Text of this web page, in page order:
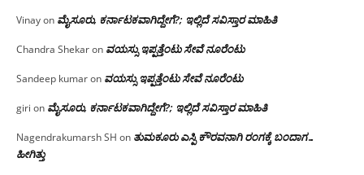
Vinayon ಮೈಸೂರು, ಕರ್ನಾಟಕವಾಗಿದ್ದೇಗೆ?; ಇಲ್ಲಿದೆ ಸವಿಸ್ತಾರ ಮಾಹಿತಿ
Chandra Shekaron ವಯಸ್ಸು ಇಪ್ಪತ್ತೆಂಟು ಸೇವೆ ನೂರೆಂಟು
Sandeep kumaron ವಯಸ್ಸು ಇಪ್ಪತ್ತೆಂಟು ಸೇವೆ ನೂರೆಂಟು
giri on ಮೈಸೂರು, ಕರ್ನಾಟಕವಾಗಿದ್ದೇಗೆ?; ಇಲ್ಲಿದೆ ಸವಿಸ್ತಾರ ಮಾಹಿತಿ
Nagendrakumarsh SH on ತುಮಕೂರು ಎಸ್ಪಿ ಕೌರವನಾಗಿ ರಂಗಕ್ಕೆ ಬಂದಾಗ…
ಹೀಗಿತ್ತು